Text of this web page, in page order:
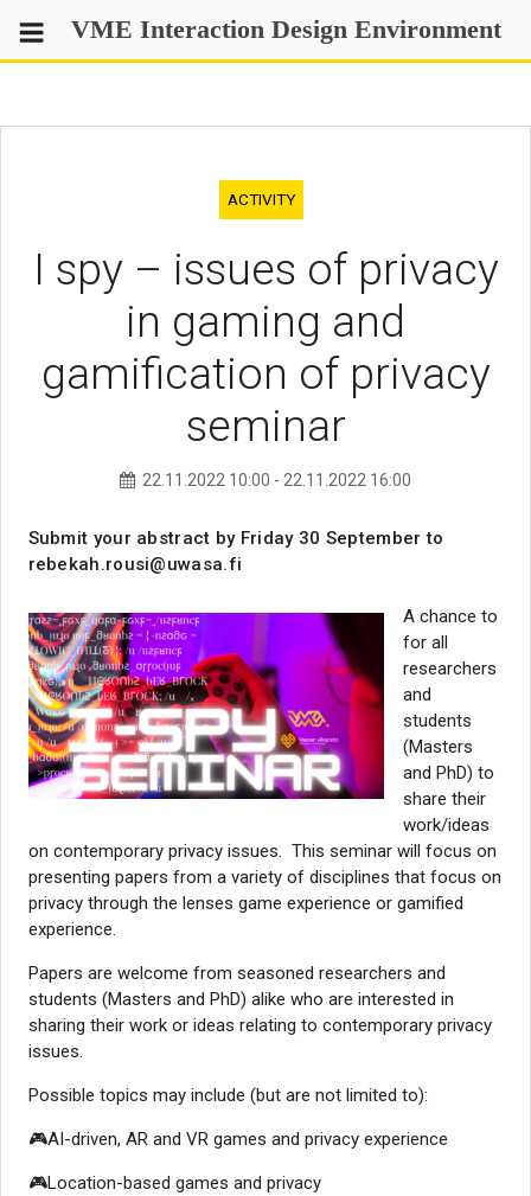
Skip
to
content
VME Interaction Design Environment
ACTIVITY
I spy – issues of privacy
in gaming and
gamification of privacy
seminar
22.11.2022 10:00 - 22.11.2022 16:00
Submit your abstract by Friday 30 September to
rebekah.rousi@uwasa.fi
A chance to
for all
researchers
and
students
(Masters
and PhD) to
share their
work/ideas
on contemporary privacy issues. This seminar will focus on
presenting papers from a variety of disciplines that focus on
privacy through the lenses game experience or gamified
experience.
Papers are welcome from seasoned researchers and
students (Masters and PhD) alike who are interested in
sharing their work or ideas relating to contemporary privacy
issues.
Possible topics may include (but are not limited to):
🎮AI-driven, AR and VR games and privacy experience
🎮Location-based games and privacy